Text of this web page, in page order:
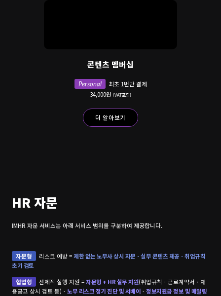
콘텐츠 멤버십
Personal
최초 1번만 결제
34,000원 (VAT포함)
더 알아보기
HR 자문
IMHR 자문 서비스는 아래 서비스 범위를 구분하여 제공합니다.
자문형 리스크 예방 =제한 없는 노무사 상시 자문ㆍ실무 콘텐츠 제공ㆍ취업규칙
초기 검토
협업형 선제적 실행 지원 =자문형 + HR 실무 지원(취업규칙ㆍ근로계약서ㆍ채
용공고 상시 검토 등)ㆍ 노무 리스크 정기 진단 및 서베이 ㆍ 정보지원금 정보 및 메일링